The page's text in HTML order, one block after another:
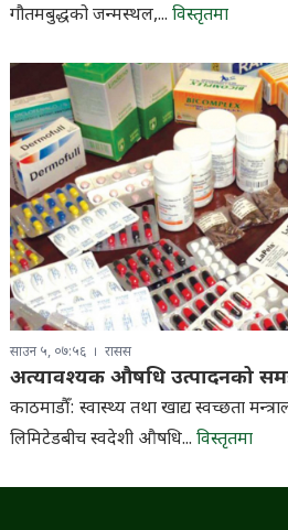
गौतमबुद्धको जन्मस्थल,... विस्तृतमा
साउन ५, ०७:५६ रासस
अत्यावश्यक औषधि उत्पादनको
काठमाडौँ: स्वास्थ्य तथा खाद्य स्वच्छता
लिमिटेडबीच स्वदेशी औषधि... विस्तृतमा